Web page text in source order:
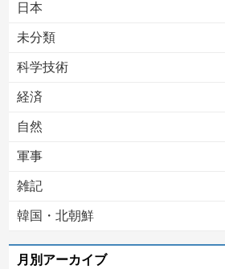
日本
未分類
科学技術
経済
自然
軍事
雑記
韓国・北朝鮮
月別アーカイブ